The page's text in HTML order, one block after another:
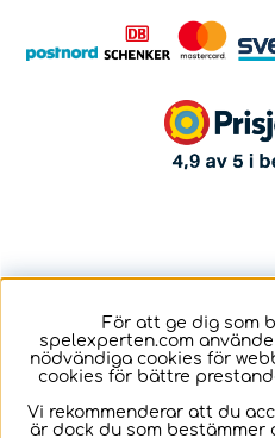
För att ge dig som
spelexperten.com
nödvändiga cookies för
cookies för bättre
Vi rekommenderar att du
är dock du som bestämmer